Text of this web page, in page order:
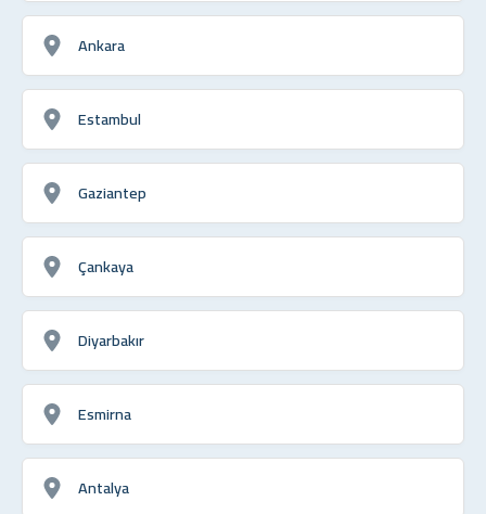
Ankara
Estambul
Gaziantep
Çankaya
Diyarbakır
Esmirna
Antalya